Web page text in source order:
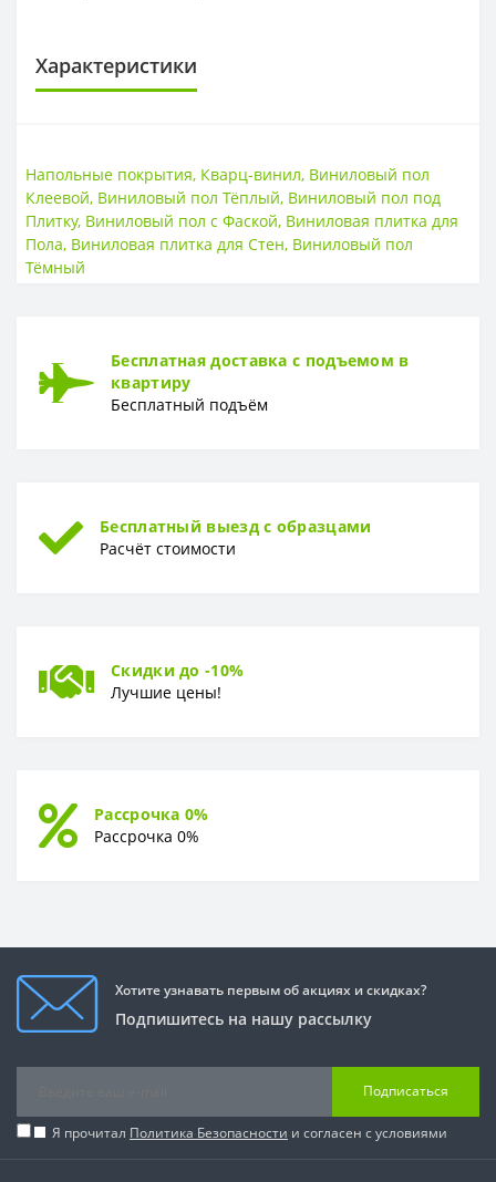
Характеристики
LVT Клеевая
КЛАСС ИЗНОСОСТОЙКОСТИ
Класс износостойкости
ФОРМА
Форма
Напольные покрытия, Кварц-винил, Виниловый пол
Клеевой, Виниловый пол Тёплый, Виниловый пол под
Плитку, Виниловый пол с Фаской, Виниловая плитка для
Пола, Виниловая плитка для Стен, Виниловый пол
Тёмный
Бесплатная доставка с подъемом в
квартиру
Бесплатный подъём
Бесплатный выезд с образцами
Расчёт стоимости
Скидки до -10%
Лучшие цены!
Рассрочка 0%
Рассрочка 0%
Хотите узнавать первым об акциях и скидках?
Подпишитесь на нашу рассылку
Подписаться
Я прочитал Политика Безопасности и согласен с условиями